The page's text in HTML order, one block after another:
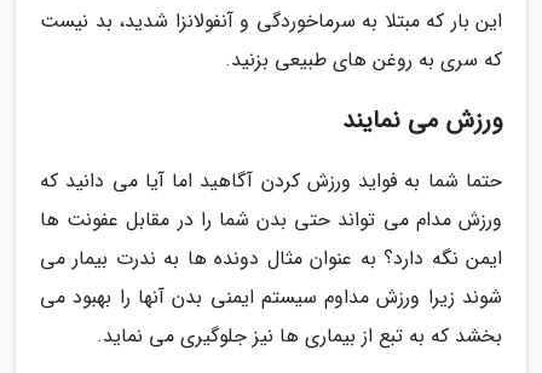
این بار که مبتلا به سرماخوردگی و آنفولانزا شدید، بد نیست
که سری به روغن های طبیعی بزنید.
ورزش می نمایند
حتما شما به فواید ورزش کردن آگاهید اما آیا می دانید که
ورزش مدام می تواند حتی بدن شما را در مقابل عفونت ها
ایمن نگه دارد؟ به عنوان مثال دونده ها به ندرت بیمار می
شوند زیرا ورزش مداوم سیستم ایمنی بدن آنها را بهبود می
بخشد که به تبع از بیماری ها نیز جلوگیری می نماید.